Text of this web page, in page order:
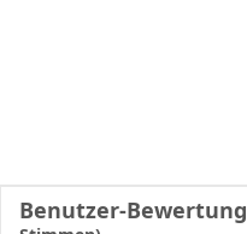
Benutzer-Bewertung